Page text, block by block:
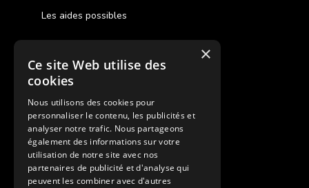
Les aides possibles
Cash Back
Pour les fratries
Facebook Supernova
Instagram Supernova
Colonie de vacances SUPERNOVA
×
Ce site Web utilise des
cookies
Nous utilisons des cookies pour
personnaliser le contenu, les publicités et
analyser notre trafic. Nous partageons
également des informations sur votre
utilisation de notre site avec nos
partenaires de publicité et d'analyse qui
peuvent les combiner avec d'autres